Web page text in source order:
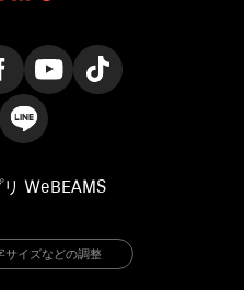
WeBEAMS
サイズなどの調整